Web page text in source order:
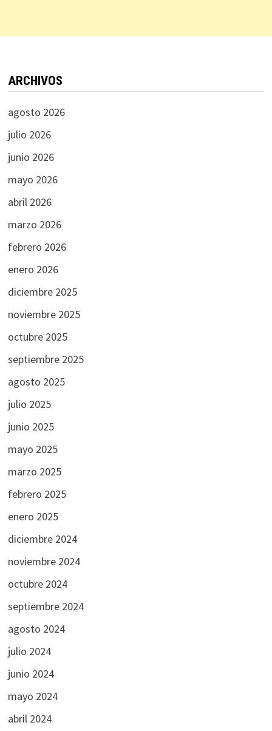
ARCHIVOS
agosto 2026
julio 2026
junio 2026
mayo 2026
abril 2026
marzo 2026
febrero 2026
enero 2026
diciembre 2025
noviembre 2025
octubre 2025
septiembre 2025
agosto 2025
julio 2025
junio 2025
mayo 2025
marzo 2025
febrero 2025
enero 2025
diciembre 2024
noviembre 2024
octubre 2024
septiembre 2024
agosto 2024
julio 2024
junio 2024
mayo 2024
abril 2024